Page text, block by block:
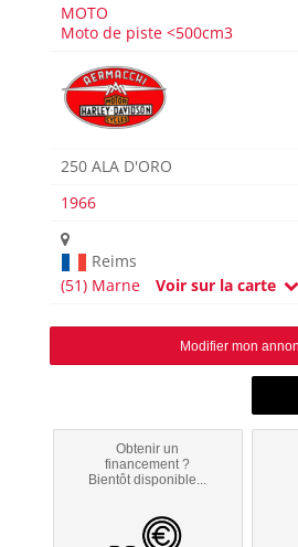
MOTO
Moto de piste <500cm3
250 ALA D'ORO
1966
Reims
(51) Marne
Voir sur la carte
Modifier mon
Obtenir un
financement ?
Bientôt disponible...